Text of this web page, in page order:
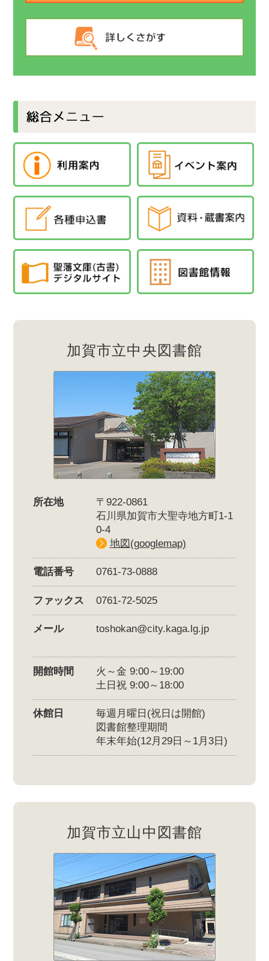
加賀市立中央図書館
所在地
〒922-0861
石川県加賀市大聖寺地方町1-1
0-4
地図(googlemap)
電話番号 0761-73-0888
ファックス 0761-72-5025
メール toshokan@city.kaga.lg.jp
開館時間
火～金 9:00～19:00
土日祝 9:00～18:00
休館日
毎週月曜日(祝日は開館)
図書館整理期間
年末年始(12月29日～1月3日)
加賀市立山中図書館